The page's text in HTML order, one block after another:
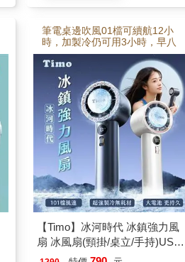
筆電桌邊吹風01檔可續航12小
時，加製冷仍可用3小時，早八
到晚自習不斷電
【Timo】冰河時代 冰鎮強力風
扇 冰風扇(頸掛/桌立/手持)USB
風扇